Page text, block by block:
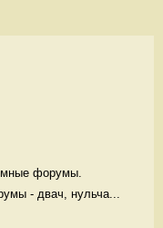
форумы.
- двач, нульча...